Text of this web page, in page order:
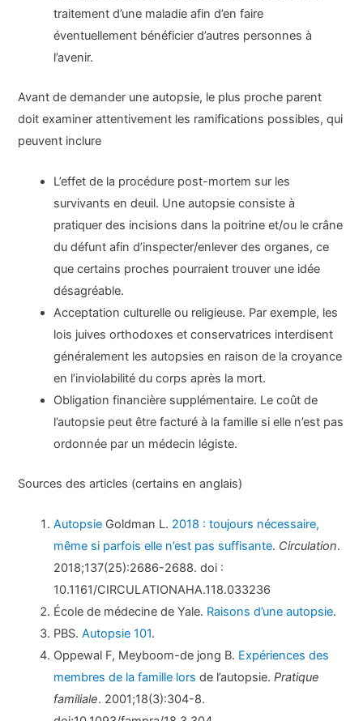
traitement d’une maladie afin d’en faire
éventuellement bénéficier d’autres personnes à
l’avenir.
Avant de demander une autopsie, le plus proche parent
doit examiner attentivement les ramifications possibles, qui
peuvent inclure
L’effet de la procédure post-mortem sur les
survivants en deuil. Une autopsie consiste à
pratiquer des incisions dans la poitrine et/ou le crâne
du défunt afin d’inspecter/enlever des organes, ce
que certains proches pourraient trouver une idée
désagréable.
Acceptation culturelle ou religieuse. Par exemple, les
lois juives orthodoxes et conservatrices interdisent
généralement les autopsies en raison de la croyance
en l’inviolabilité du corps après la mort.
Obligation financière supplémentaire. Le coût de
l’autopsie peut être facturé à la famille si elle n’est pas
ordonnée par un médecin légiste.
Sources des articles (certains en anglais)
Autopsie Goldman L. 2018 : toujours nécessaire,
même si parfois elle n’est pas suffisante. Circulation.
2018;137(25):2686-2688. doi :
10.1161/CIRCULATIONAHA.118.033236
École de médecine de Yale. Raisons d’une autopsie.
PBS.Autopsie 101.
Oppewal F, Meyboom-de jong B. Expériences des
membres de la famille lors de l’autopsie.Pratique
familiale. 2001;18(3):304-8.